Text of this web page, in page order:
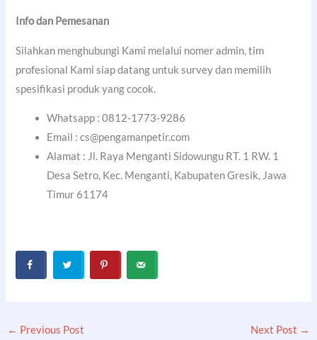
Info dan Pemesanan
Silahkan menghubungi Kami melalui nomer admin, tim
profesional Kami siap datang untuk survey dan memilih
spesifikasi produk yang cocok.
Whatsapp : 0812-1773-9286
Email : cs@pengamanpetir.com
Alamat : Jl. Raya Menganti Sidowungu RT. 1 RW. 1
Desa Setro, Kec. Menganti, Kabupaten Gresik, Jawa
Timur 61174
← Previous Post Next Post →